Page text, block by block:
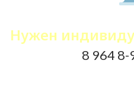
Нужен
8 964